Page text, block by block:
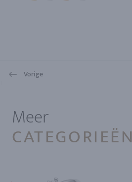
Vorige
Meer
CATEGORIEËN